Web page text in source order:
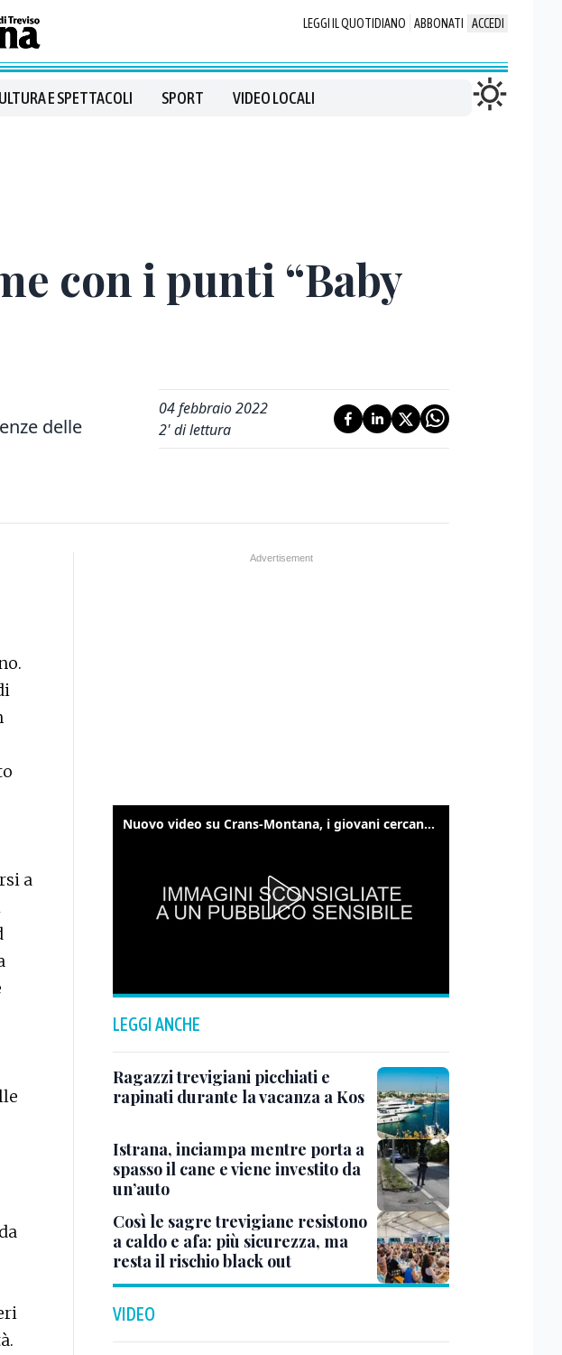
LEGGI IL QUOTIDIANO ABBONATI ACCEDI
E SPETTACOLI SPORT VIDEO LOCALI
con i punti “Baby
delle
04 febbraio 2022
2' di lettura
a
Nuovo video su Crans-Montana, i giovani cercano di sfondare le vetrate
LEGGI ANCHE
Ragazzi trevigiani picchiati e
rapinati durante la vacanza a Kos
Istrana, inciampa mentre porta a
spasso il cane e viene investito da
un’auto
Così le sagre trevigiane resistono
a caldo e afa: più sicurezza, ma
resta il rischio black out
VIDEO